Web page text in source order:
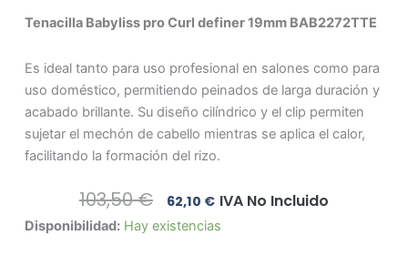
Tenacilla Babyliss pro Curl definer 19mm BAB2272TTE
Es ideal tanto para uso profesional en salones como para
uso doméstico, permitiendo peinados de larga duración y
acabado brillante. Su diseño cilíndrico y el clip permiten
sujetar el mechón de cabello mientras se aplica el calor,
facilitando la formación del rizo.
103,50€ El
Precio
Original
62,10 €El
Precio
Actual
IVA No Incluido
Disponibilidad: Hay existencias
Tenacilla